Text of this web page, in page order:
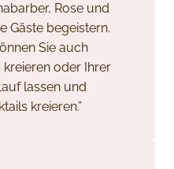
Rose und
Gäste begeistern.
Sie auch
oder Ihrer
lassen und
kreieren.”